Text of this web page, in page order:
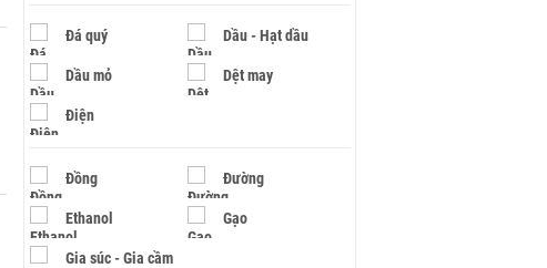
Đá quý Dầu - Hạt dầu
Dầu mỏ Dệt may
Điện
Đồng Đường
Ethanol Gạo
Gia súc - Gia cầm